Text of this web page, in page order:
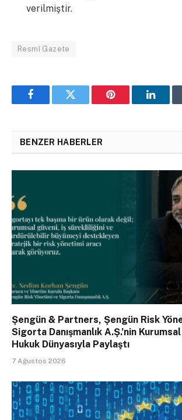
verilmiştir.
Resmî Gazete
FacebookTwitter Pinterest
BENZER HABERLER
Şengün & Partners, Şengün Risk
Sigorta Danışmanlık A.Ş.’nin Kurumsal
Hukuk Dünyasıyla Paylaştı
7 Ağustos 2026